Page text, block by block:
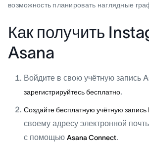
возможность планировать наглядные
Как получить
Asana
Войдите в свою учётную запись
зарегистрируйтесь бесплатно.
Создайте бесплатную учётную
своему адресу электронной
с помощью Asana Connect.